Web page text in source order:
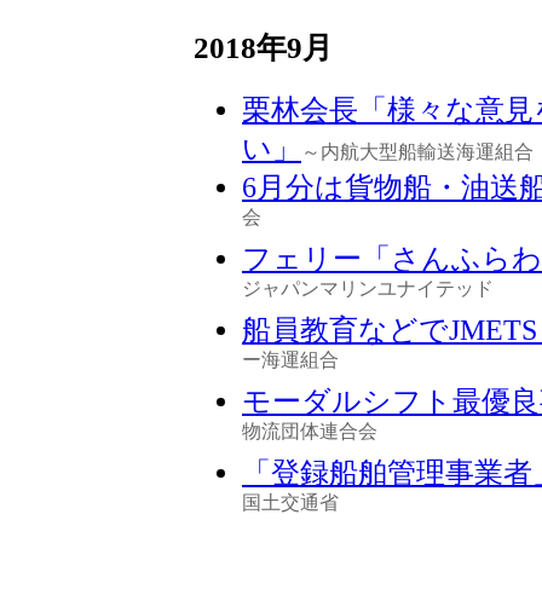
2018年9月
栗林会長「様々な意
い」
～内航大型船輸送海運組合
6月分は貨物船・油送
会
フェリー「さんふら
ジャパンマリンユナイテッド
船員教育などで
ー海運組合
モーダルシフト最優
物流団体連合会
「登録船舶管理事業
国土交通省